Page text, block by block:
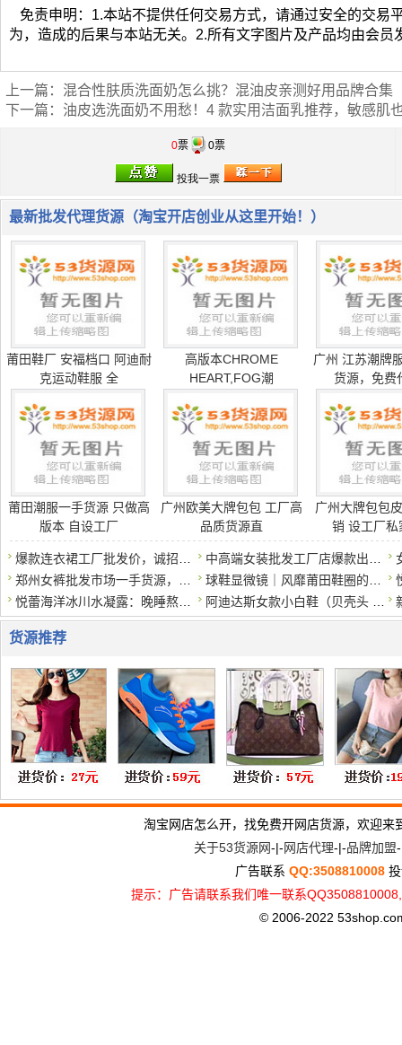
免责申明：1.本站不提供任何交易方式，请通过安全的交易
为，造成的后果与本站无关。2.所有文字图片及产品均由会
上一篇： 混合性肤质洗面奶怎么挑？混油皮亲测好用品牌合集
下一篇： 油皮选洗面奶不用愁！4 款实用洁面乳推荐，敏感肌
0票 0票
最新批发代理货源（淘宝开店创业从这里开始！）
莆田鞋厂 安福档口 阿迪耐
克运动鞋服 全
高版本CHROME
HEART,FOG潮
广州 江苏潮牌
货源，免费
莆田潮服一手货源 只做高
版本 自设工厂
广州欧美大牌包包 工厂高
品质货源直
广州大牌包包
销 设工厂私
爆款连衣裙工厂批发价，诚招代理一件代发
中高端女装批发工厂店爆款出货，一手货源一件代发
郑州女裤批发市场一手货源，大量现货，量大优惠
球鞋显微镜｜风靡莆田鞋圈的灭世版本GT Cut可以实战？真的那么
悦蕾海洋冰川水凝露：晚睡熬夜族的护肤法宝
阿迪达斯女款小白鞋（贝壳头 / Samba/Forum84）正规
货源推荐
淘宝网店怎么开，找免费开网店货源，欢迎
关于53货源网-|-网店代理-|-品牌加盟
广告联系 QQ:3508810008
提示：广告请联系我们唯一联系
© 2006-2022